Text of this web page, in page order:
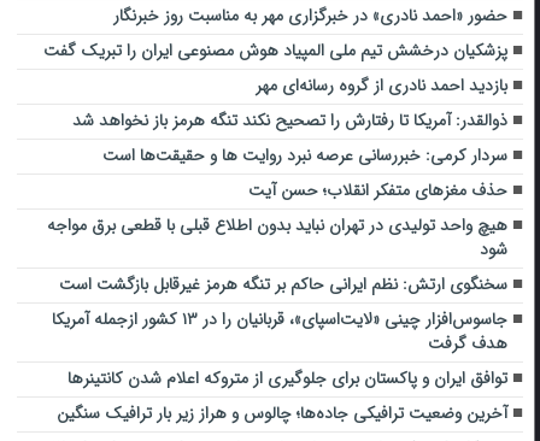
حضور «احمد نادری» در خبرگزاری مهر به مناسبت روز خبرنگار
پزشکیان درخشش تیم ملی المپیاد هوش مصنوعی ایران را تبریک گفت
بازدید احمد نادری از گروه رسانه‌ای مهر
ذوالقدر: آمریکا تا رفتارش را تصحیح نکند تنگه هرمز باز نخواهد شد
سردار کرمی: خبررسانی عرصه نبرد روایت ها و حقیقت‌ها است
حذف مغزهای متفکر انقلاب؛ حسن آیت
هیچ واحد تولیدی در تهران نباید بدون اطلاع قبلی با قطعی برق مواجه
شود
سخنگوی ارتش: نظم ایرانی حاکم بر تنگه هرمز غیرقابل بازگشت است
جاسوس‌افزار چینی «لایت‌اسپای»، قربانیان را در ۱۳ کشور ازجمله آمریکا
هدف گرفت
توافق ایران و پاکستان برای جلوگیری از متروکه اعلام شدن کانتینرها
آخرین وضعیت ترافیکی جاده‌ها؛ چالوس و هراز زیر بار ترافیک سنگین